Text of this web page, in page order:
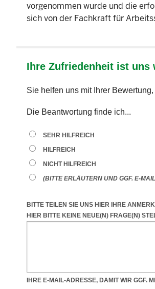
vorgenommen wurde und die
sich von der Fachkraft für